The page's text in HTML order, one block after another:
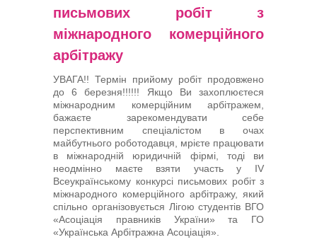
письмових робіт з
міжнародного комерційного
арбітражу
УВАГА!! Термін прийому робіт продовжено
до 6 березня!!!!!! Якщо Ви захоплюєтеся
міжнародним комерційним арбітражем,
бажаєте зарекомендувати себе
перспективним спеціалістом в очах
майбутнього роботодавця, мрієте працювати
в міжнародній юридичній фірмі, тоді ви
неодмінно маєте взяти участь у ІV
Всеукраїнському конкурсі письмових робіт з
міжнародного комерційного арбітражу, який
спільно організовується Лігою студентів ВГО
«Асоціація правників України» та ГО
«Українська Арбітражна Асоціація».